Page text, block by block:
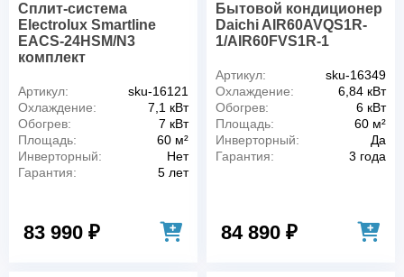
Сплит-система
Electrolux Smartline
EACS-24HSM/N3
комплект
Артикул:
sku-16121
Охлаждение:
7,1 кВт
Обогрев:
7 кВт
Площадь:
60 м²
Инверторный:
Нет
Гарантия:
5 лет
83 990 ₽
Бытовой кондиционер
Daichi AIR60AVQS1R-
1/AIR60FVS1R-1
Артикул:
sku-16349
Охлаждение:
6,84 кВт
Обогрев:
6 кВт
Площадь:
60 м²
Инверторный:
Да
Гарантия:
3 года
84 890 ₽